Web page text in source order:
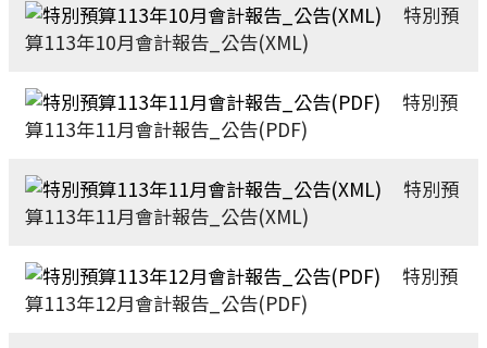
特別預
算113年10月會計報告_公告(XML)
特別預
算113年11月會計報告_公告(PDF)
特別預
算113年11月會計報告_公告(XML)
特別預
算113年12月會計報告_公告(PDF)